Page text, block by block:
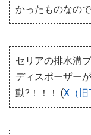
かったものなの
セリアの排水溝
ディスポーザー
動?！！！ (X（